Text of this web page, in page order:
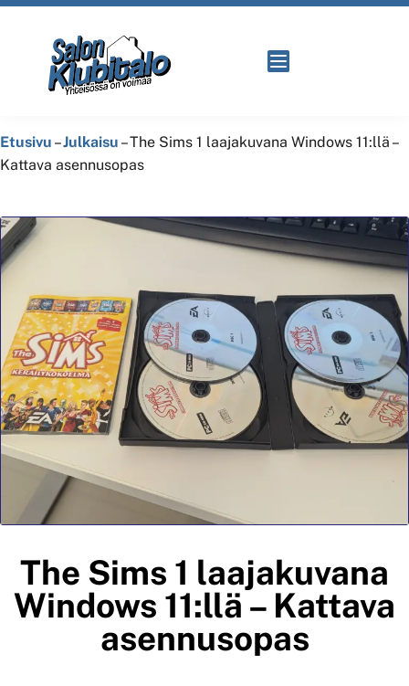
Etusivu –Julkaisu –The Sims 1 laajakuvana Windows 11:llä –
Kattava asennusopas
The Sims 1 laajakuvana
Windows 11:llä – Kattava
asennusopas